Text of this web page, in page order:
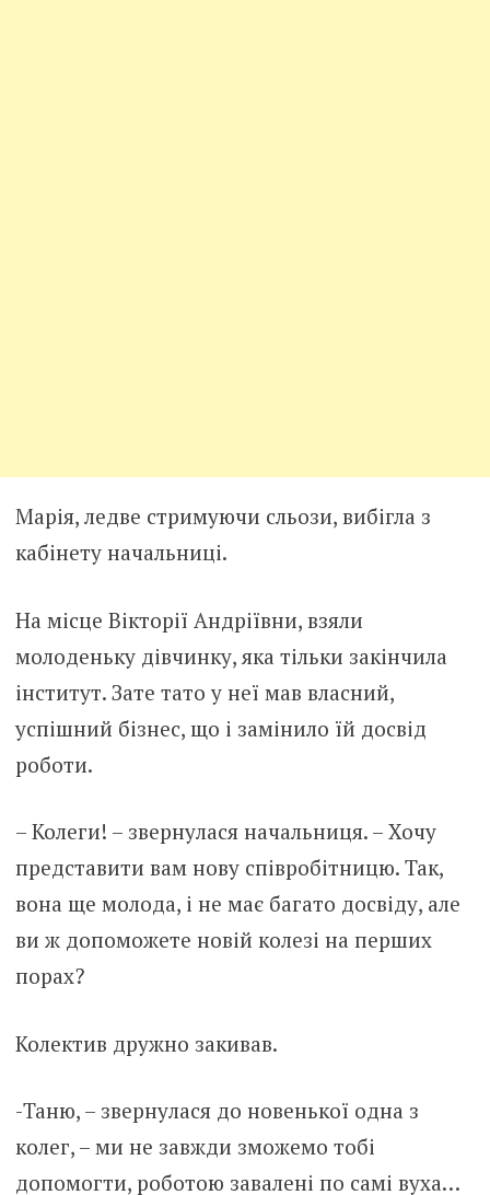
Марія, ледве стримуючи сльози, вибігла з
кабінету начальниці.
На місце Вікторії Андріївни, взяли
молоденьку дівчинку, яка тільки закінчила
інститут. Зате тато у неї мав власний,
успішний бізнес, що і замінило їй досвід
роботи.
– Колеги! – звернулася начальниця. – Хочу
представити вам нову співробітницю. Так,
вона ще молода, і не має багато досвіду, але
ви ж допоможете новій колезі на перших
порах?
Колектив дружно закивав.
-Таню, – звернулася до новенької одна з
колег, – ми не завжди зможемо тобі
допомогти, роботою завалені по самі вуха…